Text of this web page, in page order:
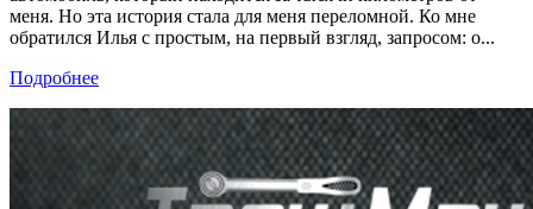
меня. Но эта история стала для меня переломной. Ко мне
обратился Илья с простым, на первый взгляд, запросом: о...
Подробнее